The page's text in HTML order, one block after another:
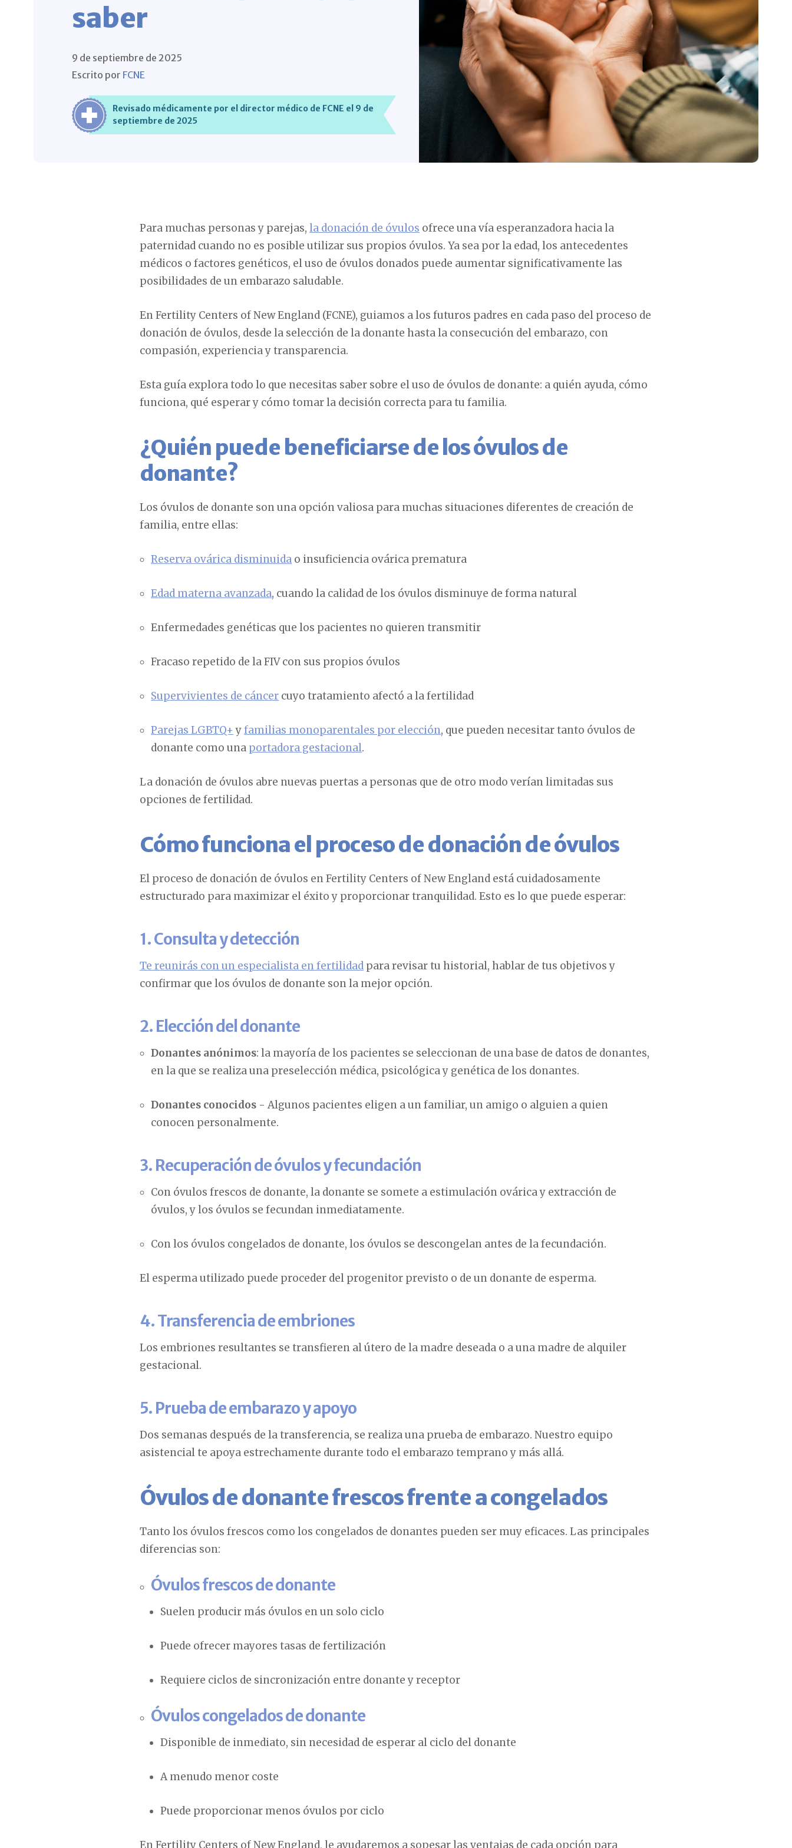
saber
9 de septiembre de 2025
Escrito por FCNE
Revisado médicamente por el director médico de FCNE el 9 de
septiembre de 2025
Para muchas personas y parejas, la donación de óvulos ofrece una vía esperanzadora hacia la
paternidad cuando no es posible utilizar sus propios óvulos. Ya sea por la edad, los antecedentes
médicos o factores genéticos, el uso de óvulos donados puede aumentar significativamente las
posibilidades de un embarazo saludable.
En Fertility Centers of New England (FCNE), guiamos a los futuros padres en cada paso del proceso de
donación de óvulos, desde la selección de la donante hasta la consecución del embarazo, con
compasión, experiencia y transparencia.
Esta guía explora todo lo que necesitas saber sobre el uso de óvulos de donante: a quién ayuda, cómo
funciona, qué esperar y cómo tomar la decisión correcta para tu familia.
¿Quién puede beneficiarse de los óvulos de
donante?
Los óvulos de donante son una opción valiosa para muchas situaciones diferentes de creación de
familia, entre ellas:
Reserva ovárica disminuida o insuficiencia ovárica prematura
Edad materna avanzada, cuando la calidad de los óvulos disminuye de forma natural
Enfermedades genéticas que los pacientes no quieren transmitir
Fracaso repetido de la FIV con sus propios óvulos
Supervivientes de cáncer cuyo tratamiento afectó a la fertilidad
Parejas LGBTQ+ yfamilias monoparentales por elección, que pueden necesitar tanto óvulos de
donante como una portadora gestacional.
La donación de óvulos abre nuevas puertas a personas que de otro modo verían limitadas sus
opciones de fertilidad.
Cómo funciona el proceso de donación de óvulos
El proceso de donación de óvulos en Fertility Centers of New England está cuidadosamente
estructurado para maximizar el éxito y proporcionar tranquilidad. Esto es lo que puede esperar:
1. Consulta y detección
Te reunirás con un especialista en fertilidad para revisar tu historial, hablar de tus objetivos y
confirmar que los óvulos de donante son la mejor opción.
2. Elección del donante
Donantes anónimos: la mayoría de los pacientes se seleccionan de una base de datos de donantes,
en la que se realiza una preselección médica, psicológica y genética de los donantes.
Donantes conocidos - Algunos pacientes eligen a un familiar, un amigo o alguien a quien
conocen personalmente.
3. Recuperación de óvulos y fecundación
Con óvulos frescos de donante, la donante se somete a estimulación ovárica y extracción de
óvulos, y los óvulos se fecundan inmediatamente.
Con los óvulos congelados de donante, los óvulos se descongelan antes de la fecundación.
El esperma utilizado puede proceder del progenitor previsto o de un donante de esperma.
4. Transferencia de embriones
Los embriones resultantes se transfieren al útero de la madre deseada o a una madre de alquiler
gestacional.
5. Prueba de embarazo y apoyo
Dos semanas después de la transferencia, se realiza una prueba de embarazo. Nuestro equipo
asistencial te apoya estrechamente durante todo el embarazo temprano y más allá.
Óvulos de donante frescos frente a congelados
Tanto los óvulos frescos como los congelados de donantes pueden ser muy eficaces. Las principales
diferencias son:
Óvulos frescos de donante
Suelen producir más óvulos en un solo ciclo
Puede ofrecer mayores tasas de fertilización
Requiere ciclos de sincronización entre donante y receptor
Óvulos congelados de donante
Disponible de inmediato, sin necesidad de esperar al ciclo del donante
A menudo menor coste
Puede proporcionar menos óvulos por ciclo
En Fertility Centers of New England, le ayudaremos a sopesar las ventajas de cada opción para